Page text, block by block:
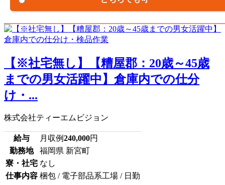
【※社宅無し】【糟屋郡：20歳～45歳
までの男女活躍中】倉庫内での仕分
け・...
株式会社ティーエムビジョン
給与 月収例240,000円
勤務地
福岡県 新宮町
寮・社宅 なし
仕事内容 梱包 / 電子部品系工場 / 日勤